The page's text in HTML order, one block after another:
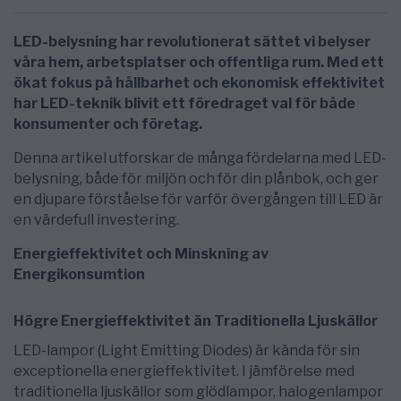
LED-belysning har revolutionerat sättet vi belyser
våra hem, arbetsplatser och offentliga rum. Med ett
ökat fokus på hållbarhet och ekonomisk effektivitet
har LED-teknik blivit ett föredraget val för både
konsumenter och företag.
Denna artikel utforskar de många fördelarna med LED-
belysning, både för miljön och för din plånbok, och ger
en djupare förståelse för varför övergången till LED är
en värdefull investering.
Energieffektivitet och Minskning av
Energikonsumtion
Högre Energieffektivitet än Traditionella Ljuskällor
LED-lampor (Light Emitting Diodes) är kända för sin
exceptionella energieffektivitet. I jämförelse med
traditionella ljuskällor som glödlampor, halogenlampor